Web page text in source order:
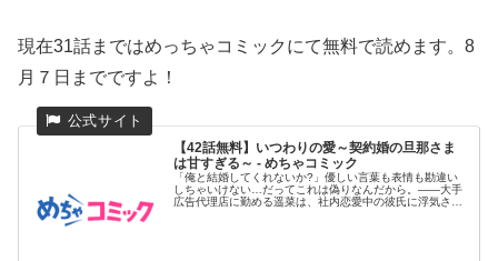
現在31話まではめっちゃコミックにて無料で読めます。8
月７日までですよ！
【42話無料】いつわりの愛～契約婚の旦那さま
は甘すぎる～ - めちゃコミック
「俺と結婚してくれないか?」優しい言葉も表情も勘違い
しちゃいけない…だってこれは偽りなんだから。――大手
広告代理店に勤める遥菜は、社内恋愛中の彼氏に浮気さ